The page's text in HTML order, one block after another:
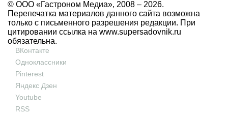
© ООО «Гастроном Медиа», 2008 – 2026.
Перепечатка материалов данного сайта возможна
только с письменного разрешения редакции. При
цитировании ссылка на www.supersadovnik.ru
обязательна.
ВКонтакте
Одноклассники
Pinterest
Яндекс Дзен
Youtube
RSS